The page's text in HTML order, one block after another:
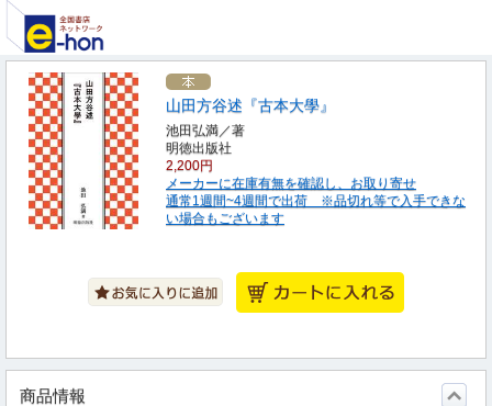
山田方谷述『古本大學』
池田弘満／著
明徳出版社
2,200円
メーカーに在庫有無を確認し、お取り寄せ
通常1週間~4週間で出荷 ※品切れ等で入手できな
い場合もございます
商品情報